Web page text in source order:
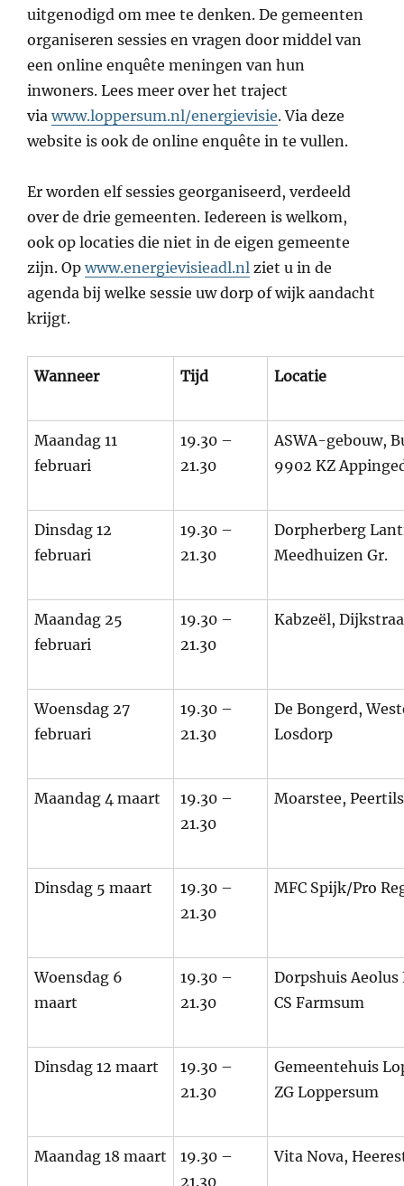
uitgenodigd om mee te denken. De gemeenten
organiseren sessies en vragen door middel van
een online enquête meningen van hun
inwoners. Lees meer over het traject
via www.loppersum.nl/energievisie. Via deze
website is ook de online enquête in te vullen.
Er worden elf sessies georganiseerd, verdeeld
over de drie gemeenten. Iedereen is welkom,
ook op locaties die niet in de eigen gemeente
zijn. Op www.energievisieadl.nl ziet u in de
agenda bij welke sessie uw dorp of wijk aandacht
krijgt.
Wanneer Tijd Locatie
Maandag 11
februari
19.30 –
21.30
ASWA-gebouw,
9902 KZ
Dinsdag 12
februari
19.30 –
21.30
Dorpherberg
Meedhuizen Gr.
Maandag 25
februari
19.30 –
21.30
Kabzeël,
Woensdag 27
februari
19.30 –
21.30
De Bongerd,
Losdorp
Maandag 4 maart
19.30 –
21.30
Moarstee,
Dinsdag 5 maart
19.30 –
21.30
MFC Spijk/Pro
Woensdag 6
maart
19.30 –
21.30
Dorpshuis
CS Farmsum
Dinsdag 12 maart
19.30 –
21.30
Gemeentehuis
ZG Loppersum
Maandag 18 maart
19.30 –
21.30
Vita Nova,